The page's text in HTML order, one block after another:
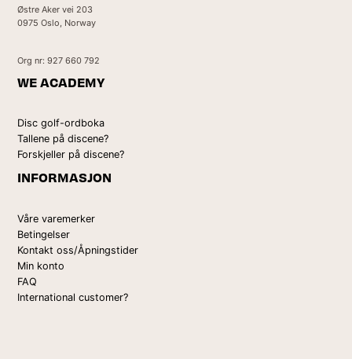
Østre Aker vei 203
0975 Oslo, Norway
Org nr: 927 660 792
WE ACADEMY
Disc golf-ordboka
Tallene på discene?
Forskjeller på discene?
INFORMASJON
Våre varemerker
Betingelser
Kontakt oss/Åpningstider
Min konto
FAQ
International customer?